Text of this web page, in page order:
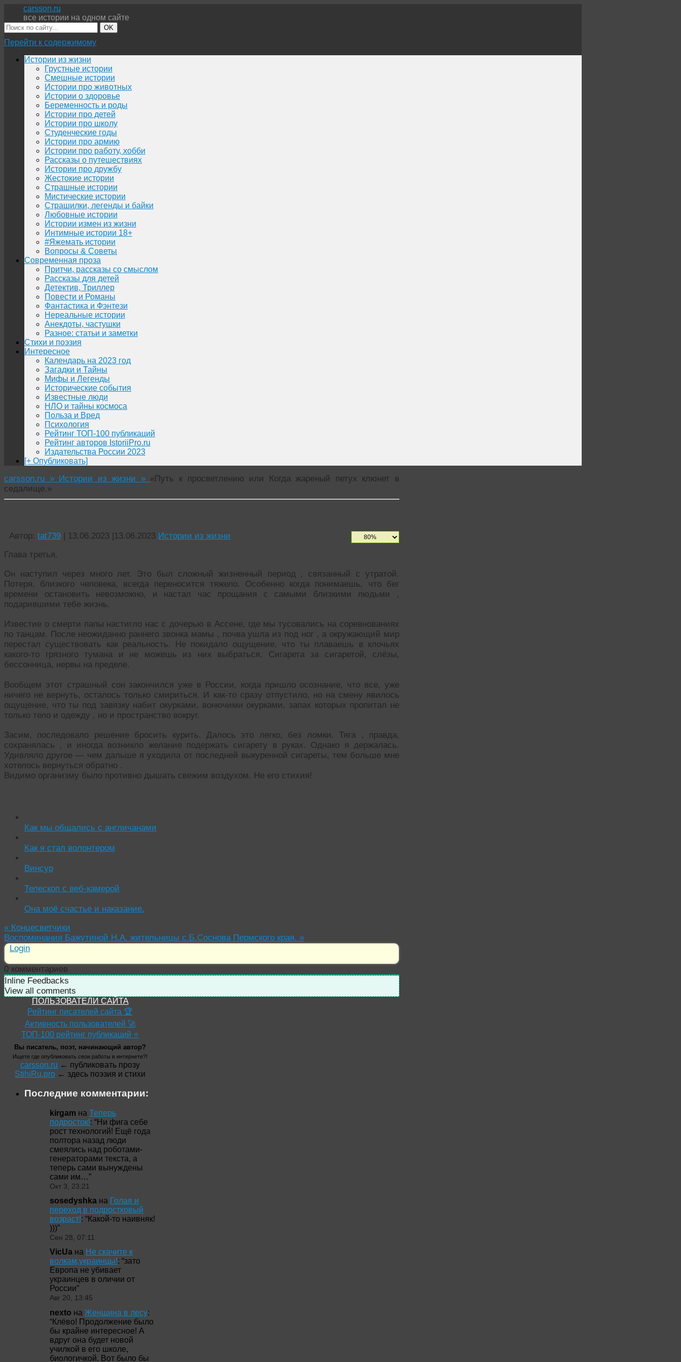
carsson.ru
все истории на одном сайте
OK
Перейти к содержимому
Истории из жизни
Грустные истории
Смешные истории
Истории про животных
Истории о здоровье
Беременность и роды
Истории про детей
Истории про школу
Студенческие годы
Истории про армию
Истории про работу, хобби
Рассказы о путешествиях
Истории про дружбу
Жестокие истории
Страшные истории
Мистические истории
Страшилки, легенды и байки
Любовные истории
Истории измен из жизни
Интимные истории 18+
#Яжемать истории
Вопросы & Советы
Современная проза
Притчи, рассказы со смыслом
Рассказы для детей
Детектив, Триллер
Повести и Романы
Фантастика и Фэнтези
Нереальные истории
Анекдоты, частушки
Разное: статьи и заметки
Стихи и поэзия
Интересное
Календарь на 2023 год
Загадки и Тайны
Мифы и Легенды
Исторические события
Известные люди
НЛО и тайны космоса
Польза и Вред
Психология
Рейтинг ТОП-100 публикаций
Рейтинг авторов IstoriiPro.ru
Издательства России 2023
[+ Опубликовать]
carsson.ru » Истории из жизни » «Путь к просветлению или Когда жареный петух клюнет в
седалище.»
Автор: tat739 | 13.06.2023 |13.06.2023 Истории из жизни
Глава третья.
Он наступил через много лет. Это был сложный жизненный период , связанный с утратой.
Потеря, близкого человека, всегда переносится тяжело. Особенно когда понимаешь, что бег
времени остановить невозможно, и настал час прощания с самыми близкими людьми ,
подарившими тебе жизнь.
Известие о смерти папы настигло нас с дочерью в Ассене, где мы тусовались на соревнованиях
по танцам. После неожиданно раннего звонка мамы , почва ушла из под ног , а окружающий мир
перестал существовать как реальность. Не покидало ощущение, что ты плаваешь в клочьях
какого-то грязного тумана и не можешь из них выбраться. Сигарета за сигаретой, слёзы,
бессонница, нервы на пределе.
Вообщем этот страшный сон закончился уже в России, когда пришло осознание, что все, уже
ничего не вернуть, осталось только смириться. И как-то сразу отпустило, но на смену явилось
ощущение, что ты под завязку набит окурками, вонючими окурками, запах которых пропитал не
только тело и одежду , но и пространство вокруг.
Засим, последовало решение бросить курить. Далось это легко, без ломки. Тяга , правда,
сохранялась , и иногда возникло желание подержать сигарету в руках. Однако я держалась.
Удивляло другое — чем дальше я уходила от последней выкуренной сигареты, тем больше мне
хотелось вернуться обратно .
Видимо организму было противно дышать свежим воздухом. Не его стихия!
Как мы общались с англичанами
Как я стал волонтером
Винсур
Телескоп с веб-камерой
Она моё счастье и наказание.
« Концесветчики
Воспоминания Бажутиной Н.А. жительницы с.Б.Соснова Пермского края. »
Login
0 комментариев
Inline Feedbacks
View all comments
ПОЛЬЗОВАТЕЛИ САЙТА
Рейтинг писателей сайта 🏆
Активность пользователей 🚀
ТОП-100 рейтинг публикаций ⭐
Вы писатель, поэт, начинающий автор?
Ищете где опубликовать свои работы в интернете?!
carsson.ru ← публиковать прозу
StihiRu.pro ← здесь поэзия и стихи
Последние комментарии:
kirgam на Теперь
подросток!: “Ни фига себе
рост технологий! Ещё года
полтора назад люди
смеялись над роботами-
генераторами текста, а
теперь сами вынуждены
сами им…”
Окт 3, 23:21
sosedyshka на Голая и
переход в подростковый
возраст!: “Какой-то наивняк!
)))”
Сен 28, 07:11
VicUa на Не скачите к
волкам,украинцы!: “зато
Европа не убивает
украинцев в оличии от
России”
Авг 20, 13:45
nexto на Женщина в лесу:
“Клёво! Продолжение было
бы крайне интересное! А
вдруг она будет новой
училкой в его школе,
биологичкой. Вот было бы